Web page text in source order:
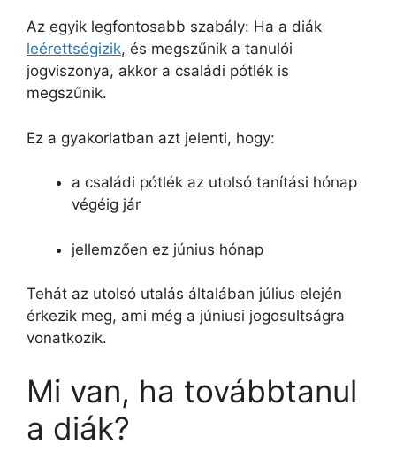
Az egyik legfontosabb szabály: Ha a diák
leérettségizik, és megszűnik a tanulói
jogviszonya, akkor a családi pótlék is
megszűnik.
Ez a gyakorlatban azt jelenti, hogy:
a családi pótlék az utolsó tanítási hónap
végéig jár
jellemzően ez június hónap
Tehát az utolsó utalás általában július elején
érkezik meg, ami még a júniusi jogosultságra
vonatkozik.
Mi van, ha továbbtanul
a diák?